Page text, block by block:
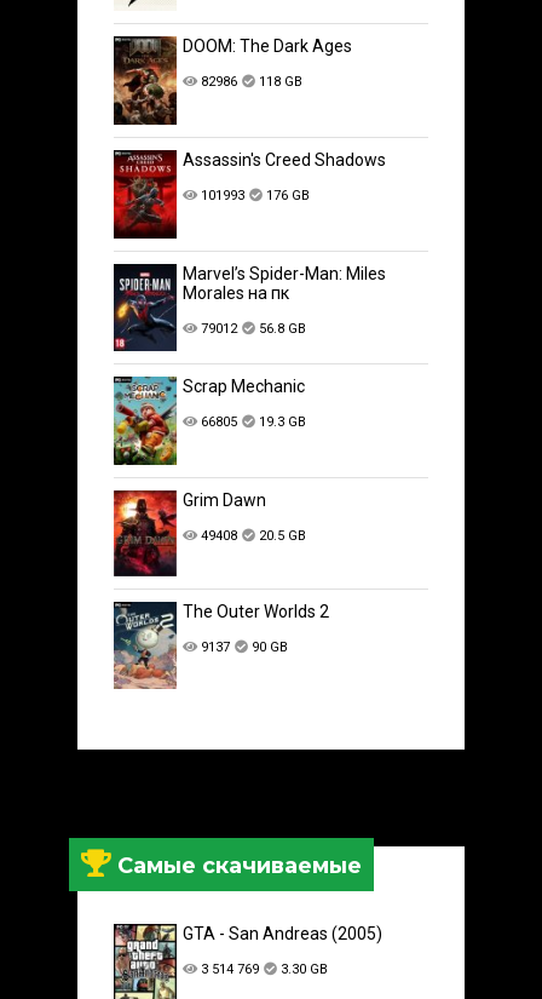
DOOM: The Dark Ages
82986 118 GB
Assassin's Creed Shadows
101993 176 GB
Marvel’s Spider-Man: Miles
Morales на пк
79012 56.8 GB
Scrap Mechanic
66805 19.3 GB
Grim Dawn
49408 20.5 GB
The Outer Worlds 2
9137 90 GB
Самые скачиваемые
GTA - San Andreas (2005)
3 514 769 3.30 GB